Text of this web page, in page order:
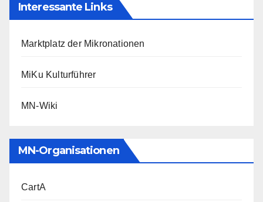
Interessante Links
Marktplatz der Mikronationen
MiKu Kulturführer
MN-Wiki
MN-Organisationen
CartA